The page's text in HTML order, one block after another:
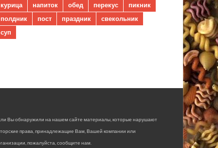
курица
напиток обед перекус
пикник
полдник
пост праздник
свекольник
суп
Вы обнаружили на нашем сайте материалы, которые нарушают
права, принадлежащие Вам, Вашей компании или
пожалуйста, сообщите нам.